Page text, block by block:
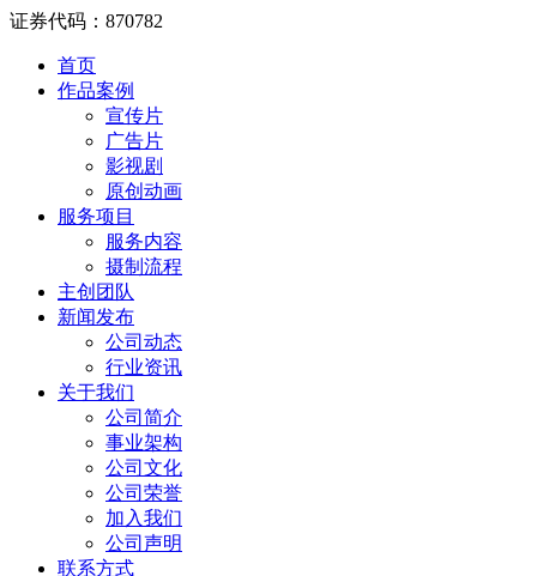
证券代码：870782
首页
作品案例
宣传片
广告片
影视剧
原创动画
服务项目
服务内容
摄制流程
主创团队
新闻发布
公司动态
行业资讯
关于我们
公司简介
事业架构
公司文化
公司荣誉
加入我们
公司声明
联系方式